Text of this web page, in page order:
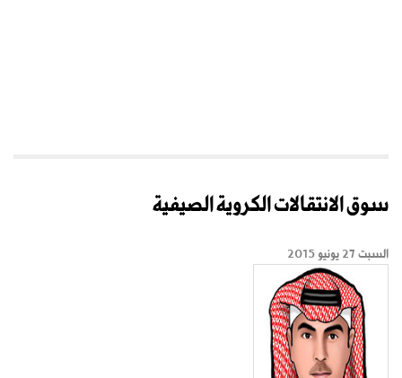
سوق الانتقالات الكروية الصيفية
السبت 27 يونيو 2015